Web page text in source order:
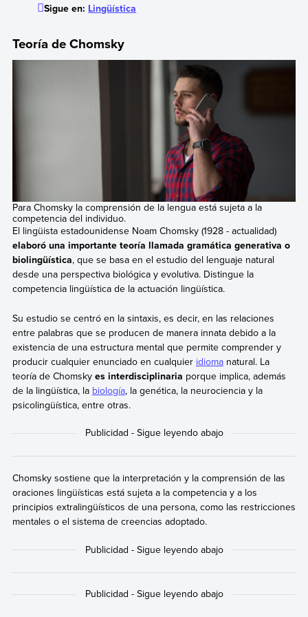
Sigue en: Lingüística
Teoría de Chomsky
Para Chomsky la comprensión de la lengua está sujeta a la
competencia del individuo.
El lingüista estadounidense Noam Chomsky (1928 - actualidad)
elaboró una importante teoría llamada gramática generativa o
biolingüística, que se basa en el estudio del lenguaje natural
desde una perspectiva biológica y evolutiva. Distingue la
competencia lingüística de la actuación lingüística.
Su estudio se centró en la sintaxis, es decir, en las relaciones
entre palabras que se producen de manera innata debido a la
existencia de una estructura mental que permite comprender y
producir cualquier enunciado en cualquier idiomanatural. La
teoría de Chomsky es interdisciplinaria porque implica, además
de la lingüística, la biología, la genética, la neurociencia y la
psicolingüística, entre otras.
Chomsky sostiene que la interpretación y la comprensión de las
oraciones lingüísticas está sujeta a la competencia y a los
principios extralingüísticos de una persona, como las restricciones
mentales o el sistema de creencias adoptado.